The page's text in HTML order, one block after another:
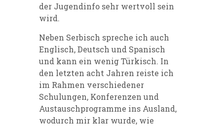
der Jugendinfo sehr wertvoll sein
wird.
Neben Serbisch spreche ich auch
Englisch, Deutsch und Spanisch
und kann ein wenig Türkisch. In
den letzten acht Jahren reiste ich
im Rahmen verschiedener
Schulungen, Konferenzen und
Austauschprogramme ins Ausland,
wodurch mir klar wurde, wie